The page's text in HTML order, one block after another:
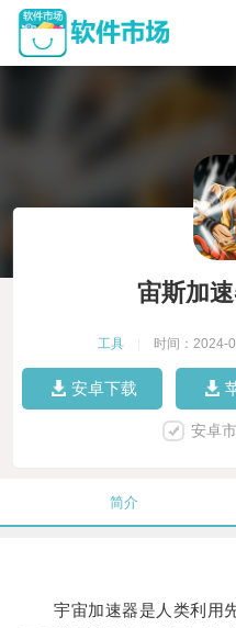
宙斯加
工具 时间：2024-
安卓下载
安卓
简介
宇宙加速器是人类利用先